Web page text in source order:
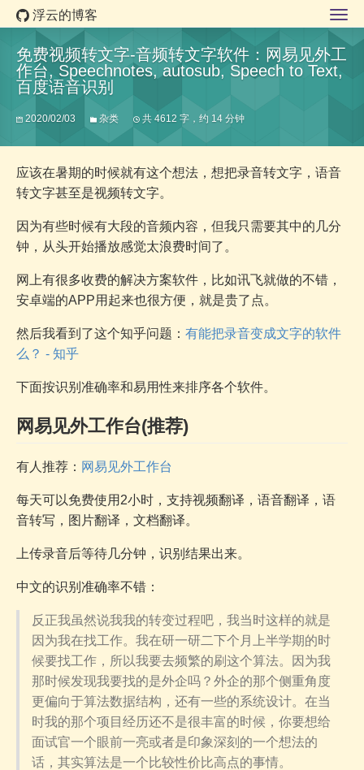
浮云的博客
免费视频转文字-音频转文字软件：网易见外工
作台, Speechnotes, autosub, Speech to Text,
百度语音识别
2020/02/03 杂类 共 4612 字，约 14 分钟
应该在暑期的时候就有这个想法，想把录音转文字，语音
转文字甚至是视频转文字。
因为有些时候有大段的音频内容，但我只需要其中的几分
钟，从头开始播放感觉太浪费时间了。
网上有很多收费的解决方案软件，比如讯飞就做的不错，
安卓端的APP用起来也很方便，就是贵了点。
然后我看到了这个知乎问题： 有能把录音变成文字的软件
么？ - 知乎
下面按识别准确率和易用性来排序各个软件。
网易见外工作台(推荐)
有人推荐： 网易见外工作台
每天可以免费使用2小时，支持视频翻译，语音翻译，语
音转写，图片翻译，文档翻译。
上传录音后等待几分钟，识别结果出来。
中文的识别准确率不错：
反正我虽然说我我的转变过程吧，我当时这样的就是
因为我在找工作。我在研一研二下个月上半学期的时
候要找工作，所以我要去频繁的刷这个算法。因为我
那时候发现我要找的是外企吗？外企的那个侧重角度
更偏向于算法数据结构，还有一些的系统设计。在当
时我的那个项目经历还不是很丰富的时候，你要想给
面试官一个眼前一亮或者是印象深刻的一个想法的
话，其实算法是一个比较性价比高点的事情。